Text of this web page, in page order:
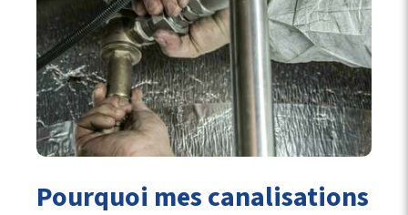
Pourquoi mes canalisations